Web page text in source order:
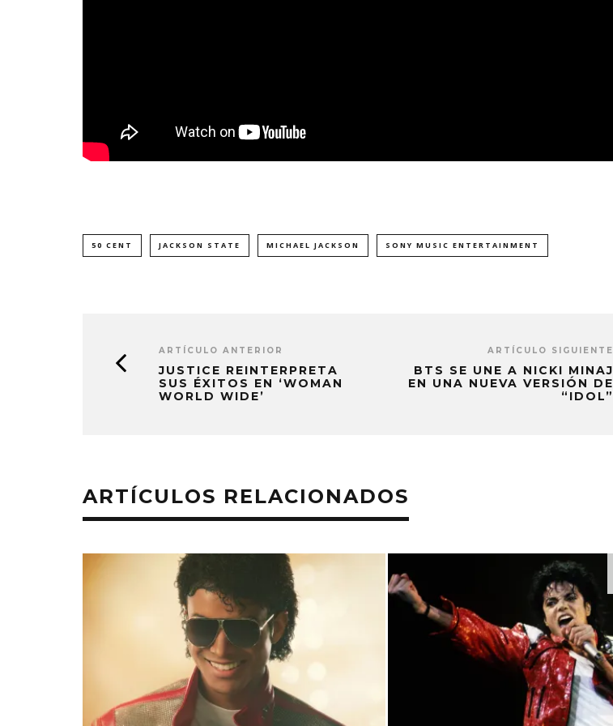
50 CENT JACKSON STATE MICHAEL JACKSON SONY MUSIC ENTERTAINMENT
ARTÍCULO ANTERIOR
JUSTICE REINTERPRETA
SUS ÉXITOS EN ‘WOMAN
WORLD WIDE’
ARTÍCULO SIGUIENTE
BTS SE UNE A NICKI MINAJ
EN UNA NUEVA VERSIÓN DE
“IDOL”
ARTÍCULOS RELACIONADOS